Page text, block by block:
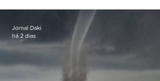
Jornal Daki
há 2 dias